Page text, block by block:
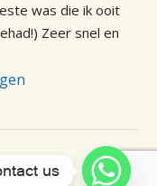
was die ik ooit
Zeer snel en
Point
us